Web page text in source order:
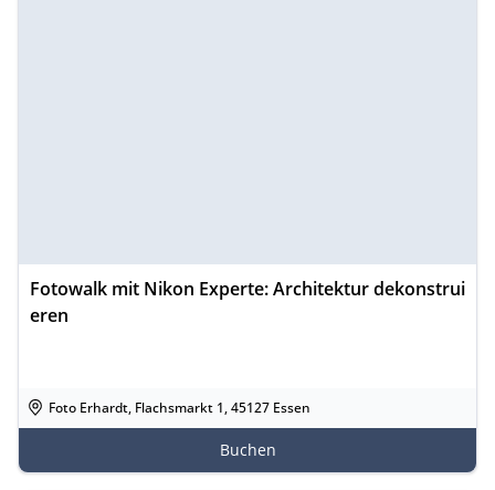
Fotowalk mit Nikon Experte: Architektur dekonstrui
eren
Foto Erhardt, Flachsmarkt 1, 45127 Essen
Buchen